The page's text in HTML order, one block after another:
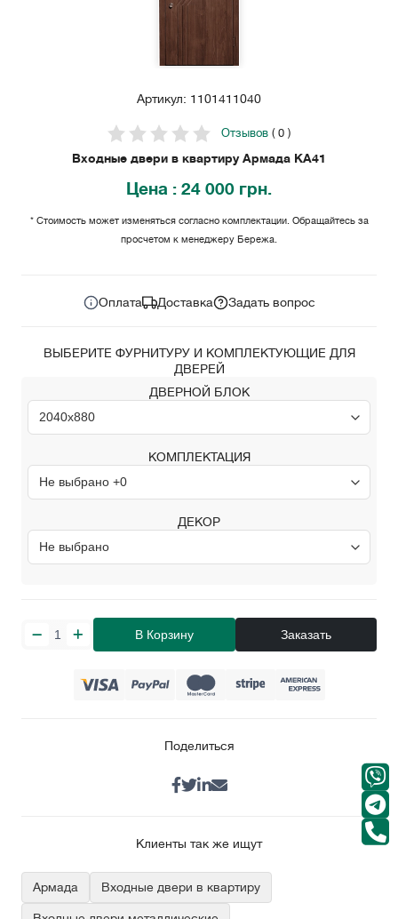
Артикул: 1101411040
Отзывов ( 0 )
Входные двери в квартиру Армада KA41
Цена : 24 000 грн.
* Стоимость может изменяться согласно комплектации. Обращайтесь за
просчетом к менеджеру Бережа.
Оплата Доставка Задать вопрос
ВЫБЕРИТЕ ФУРНИТУРУ И КОМПЛЕКТУЮЩИЕ ДЛЯ
ДВЕРЕЙ
ДВЕРНОЙ БЛОК
КОМПЛЕКТАЦИЯ
ДЕКОР
В Корзину Заказать
Поделиться
Клиенты так же ищут
Армада Входные двери в квартиру